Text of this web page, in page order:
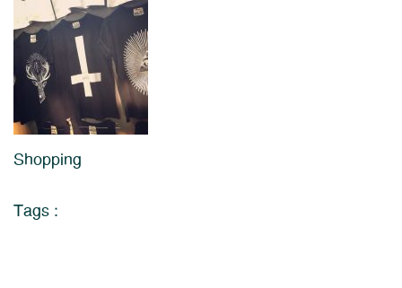
Shopping
Tags :